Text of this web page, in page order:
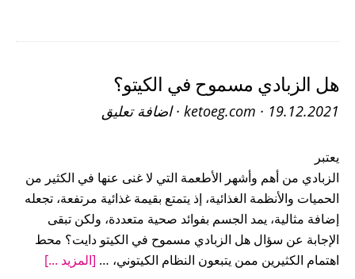
فوق
الخمسين
هل الزبادي مسموح في الكيتو؟
ketoeg.com · 19.12.2021
·اضافة تعليق
يعتبر
الزبادي من أهم وأشهر الأطعمة التي لا غنى عنها في الكثير من
الحميات والأنظمة الغذائية، إذ يتمتع بقيمة غذائية مرتفعة، تجعله
إضافة مثالية، يمد الجسم بفوائد صحية متعددة، ولكن تبقى
الإجابة عن سؤال هل الزبادي مسموح في الكيتو دايت؟ محط
اهتمام الكثيرين ممن يتبعون النظام الكيتوني، … [المزيد ...]